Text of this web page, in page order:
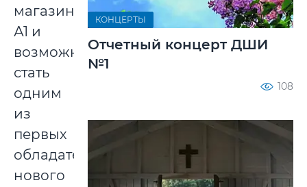
магазинах
А1 и
возможность
стать
одним
из
первых
обладателей
нового
КОНЦЕРТЫ
Отчетный концерт ДШИ
№1
108